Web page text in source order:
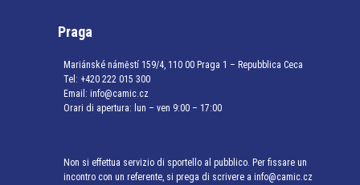
Praga
Mariánské náměstí 159/4, 110 00 Praga 1 – Repubblica Ceca
Tel: +420 222 015 300
Email: info@camic.cz
Orari di apertura: lun – ven 9:00 – 17:00
Non si effettua servizio di sportello al pubblico. Per fissare un
incontro con un referente, si prega di scrivere a info@camic.cz